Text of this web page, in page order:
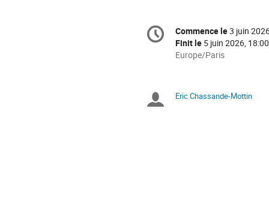
Information
de
Date/Heure
Commence le3 juin
Finit le 5 juin 2026, 18:00
Toutes
sont
en
Europe/Paris
Présidents
Eric Chassande-Mottin